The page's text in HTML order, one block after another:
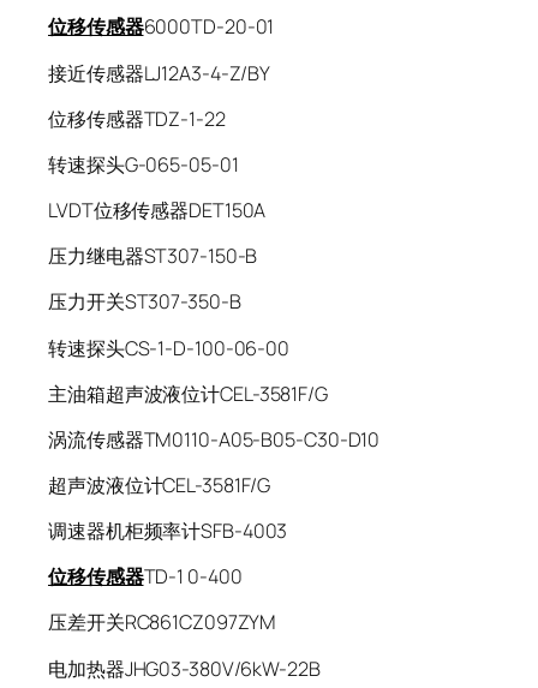
位移传感器6000TD-20-01
接近传感器LJ12A3-4-Z/BY
位移传感器TDZ-1-22
转速探头G-065-05-01
LVDT位移传感器DET150A
压力继电器ST307-150-B
压力开关ST307-350-B
转速探头CS-1-D-100-06-00
主油箱超声波液位计CEL-3581F/G
涡流传感器TM0110-A05-B05-C30-D10
超声波液位计CEL-3581F/G
调速器机柜频率计SFB-4003
位移传感器TD-1 0-400
压差开关RC861CZ097ZYM
电加热器JHG03-380V/6kW-22B